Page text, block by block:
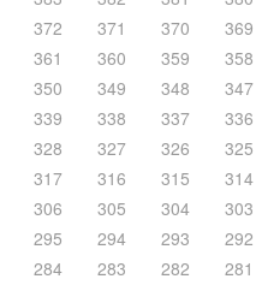
372 371 370 369
361 360 359 358
350 349 348 347
339 338 337 336
328 327 326 325
317 316 315 314
306 305 304 303
295 294 293 292
284 283 282 281